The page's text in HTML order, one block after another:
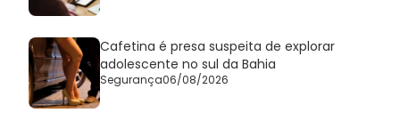
Cafetina é presa suspeita de explorar
adolescente no sul da Bahia
Segurança06/08/2026